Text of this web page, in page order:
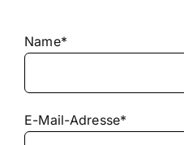
Name*
E-Mail-Adresse*